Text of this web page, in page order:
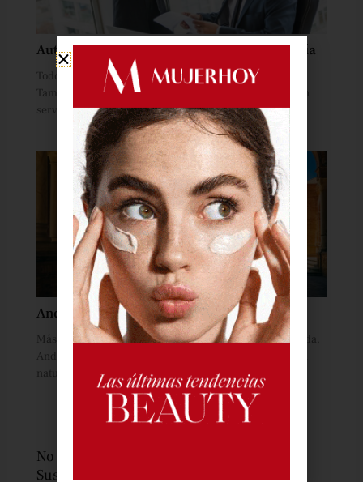
Autónomos, empresas y servicios de asesoría
Todos sabemos qué es un autónomo y una empresa.
También tenemos más o menos claro en qué consiste un
servicio
Andalucía y sus rincones
Más allá de sus grandes ciudades como Sevilla o Granada,
Andalucía se compone de rincones cargados de belleza
natural e
No se pierda ninguna noticia importante.
Suscríbase a nuestro boletín.